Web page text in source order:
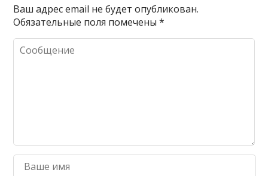
Ваш адрес email не будет опубликован.
Обязательные поля помечены*